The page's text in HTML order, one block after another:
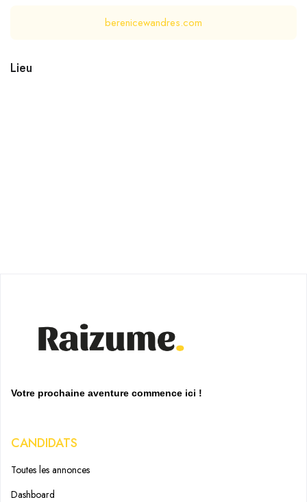
berenicewandres.com
Lieu
Votre prochaine aventure commence ici !
CANDIDATS
Toutes les annonces
Dashboard